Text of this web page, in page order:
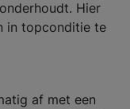
Hier
in topconditie te
af met een